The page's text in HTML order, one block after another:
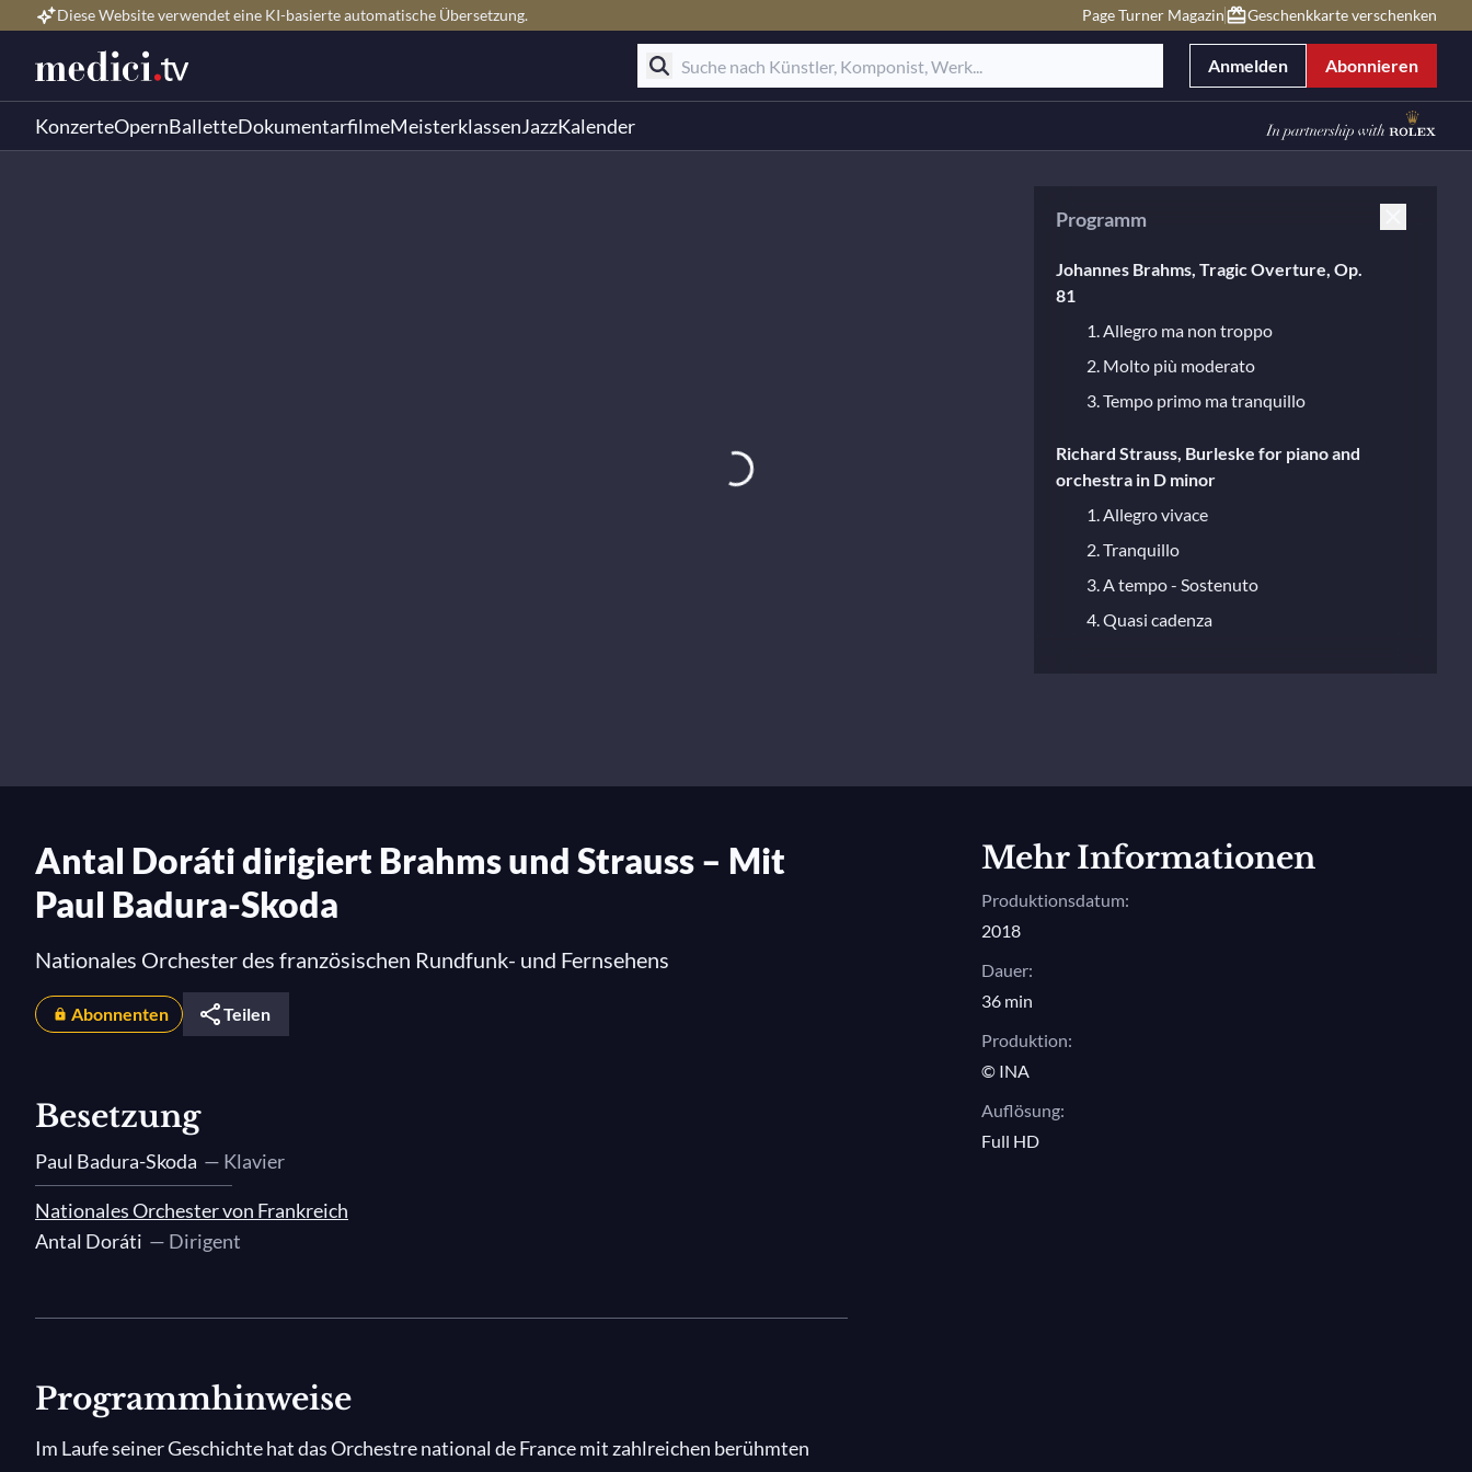
Diese Website verwendet eine KI-basierte automatische Übersetzung. Page Turner Magazin Geschenkkarte verschenken
Anmelden Abonnieren
KonzerteOpernBalletteDokumentarfilmeMeisterklassenJazzKalender
Programm
Johannes Brahms, Tragic Overture, Op.
81
1. Allegro ma non troppo
2. Molto più moderato
3. Tempo primo ma tranquillo
Richard Strauss, Burleske for piano and
orchestra in D minor
1. Allegro vivace
2. Tranquillo
3. A tempo - Sostenuto
4. Quasi cadenza
Antal Doráti dirigiert Brahms und Strauss – Mit
Paul Badura-Skoda
Nationales Orchester des französischen Rundfunk- und Fernsehens
Abonnenten Teilen
Besetzung
Paul Badura-Skoda — Klavier
Nationales Orchester von Frankreich
Antal Doráti — Dirigent
Programmhinweise
Im Laufe seiner Geschichte hat das Orchestre national de France mit zahlreichen berühmten
Mehr Informationen
Produktionsdatum:
2018
Dauer:
36 min
Produktion:
© INA
Auflösung:
Full HD